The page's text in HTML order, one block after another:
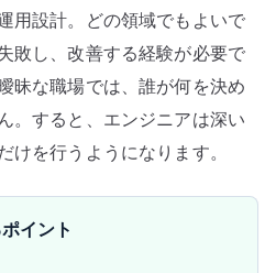
用設計。どの領域でもよいで
敗し、改善する経験が必要で
昧な職場では、誰が何を決め
。すると、エンジニアは深い
を行うようになります。
イント